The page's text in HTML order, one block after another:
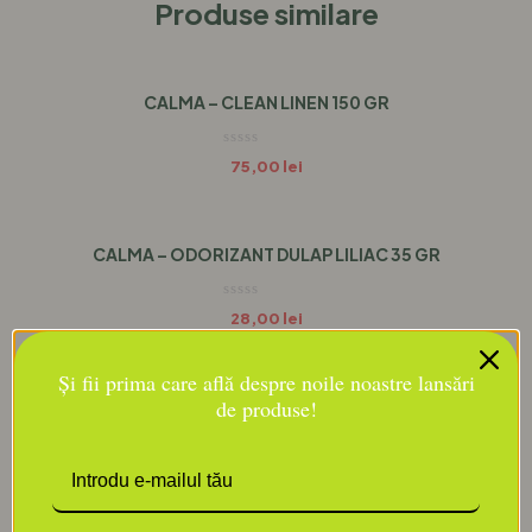
Produse similare
CALMA – CLEAN LINEN 150 GR
75,00 lei
CALMA – ODORIZANT DULAP LILIAC 35 GR
28,00 lei
CALMA – SAPUN STRUGURE PINK 250 GR
Și fii prima care află despre noile noastre lansări
de produse!